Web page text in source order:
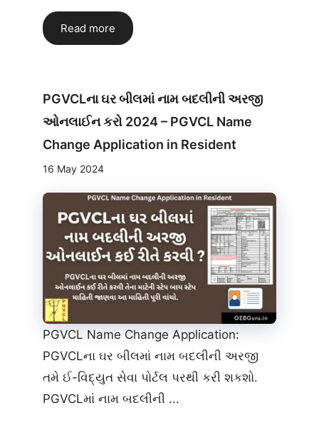
Read more
PGVCLના ઘર બીલમાં નામ બદલીની અરજી
ઓનલાઈન કરો 2024 – PGVCL Name
Change Application in Resident
16 May 2024
PGVCL Name Change Application:
PGVCLના ઘર બીલમાં નામ બદલીની અરજી
તમે ઈ-વિદ્યુત સેવા પોર્ટલ પરથી કરી શકશો.
PGVCLમાં નામ બદલીની ...